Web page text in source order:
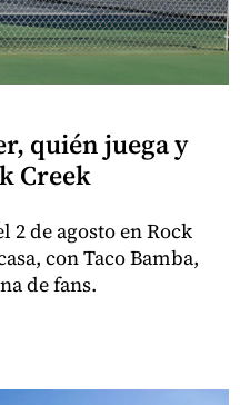
quién juega y
Creek
2 de agosto en Rock
con Taco Bamba,
de fans.